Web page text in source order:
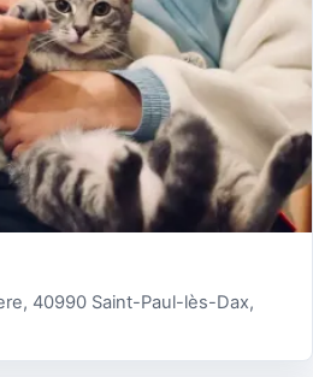
40990 Saint-Paul-lès-Dax,